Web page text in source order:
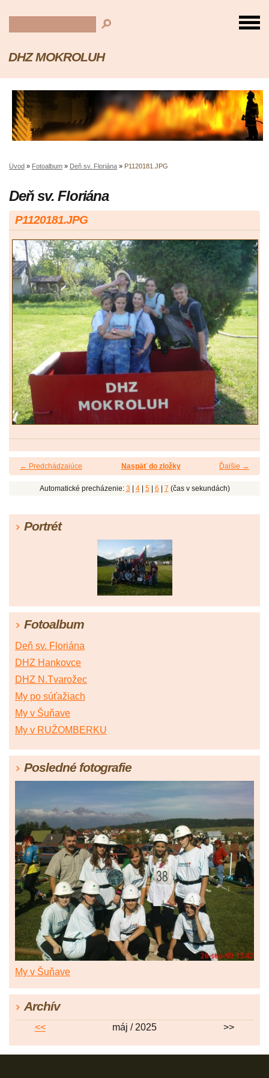
DHZ MOKROLUH
Úvod » Fotoalbum » Deň sv. Floriána » P1120181.JPG
Deň sv. Floriána
P1120181.JPG
← Predchádzajúce Ďalšie →
Naspäť do zložky
Automatické precházenie: 3 4| 5| 6 7 (čas v sekundách)
Portrét
Fotoalbum
Deň sv. Floriána
DHZ Hankovce
DHZ N.Tvarožec
My po súťažiach
My v Šuňave
My v RUŽOMBERKU
Posledné fotografie
My v Šuňave
Archív
<< máj / 2025 >>